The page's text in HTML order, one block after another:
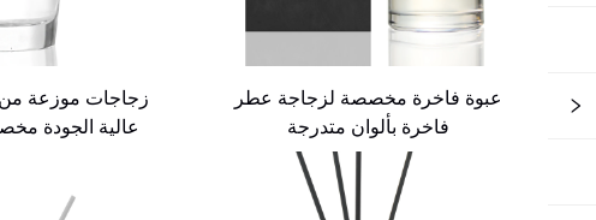
عبوة فاخرة مخصصة لزجاجة عطر
فاخرة بألوان متدرجة
زجاجات موزعة
عالية الجودة